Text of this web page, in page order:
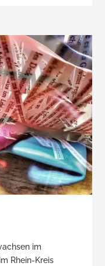
im
Rhein-Kreis